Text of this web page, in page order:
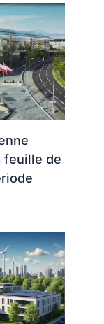
feuille de